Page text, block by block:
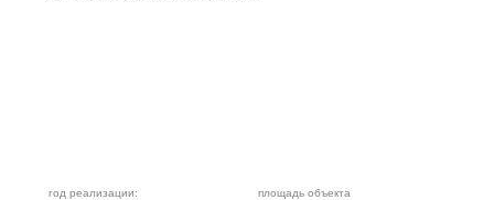
год реализации: площадь объекта